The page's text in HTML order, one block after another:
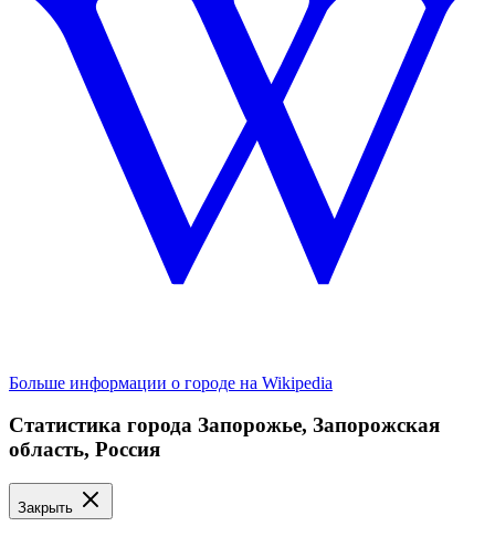
Больше информации о городе на Wikipedia
Статистика города Запорожье, Запорожская
область, Россия
Закрыть